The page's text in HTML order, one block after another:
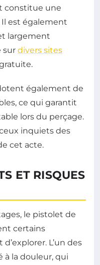
constitue une
est également
largement
sur divers sites
également de
ce qui garantit
lors du perçage.
inquiets des
cet acte.
ET RISQUES
le pistolet de
certains
L’un des
à la douleur, qui